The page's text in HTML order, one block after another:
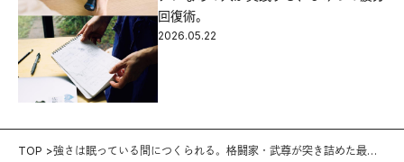
回復術。
2026.05.22
TOP
強さは眠っている間につくられる。格闘家・武尊が突き詰めた最高